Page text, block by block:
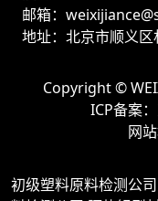
邮箱：
地址：北京市顺义
Copyright ©
ICP备案：
网
初级塑料原料检测公司